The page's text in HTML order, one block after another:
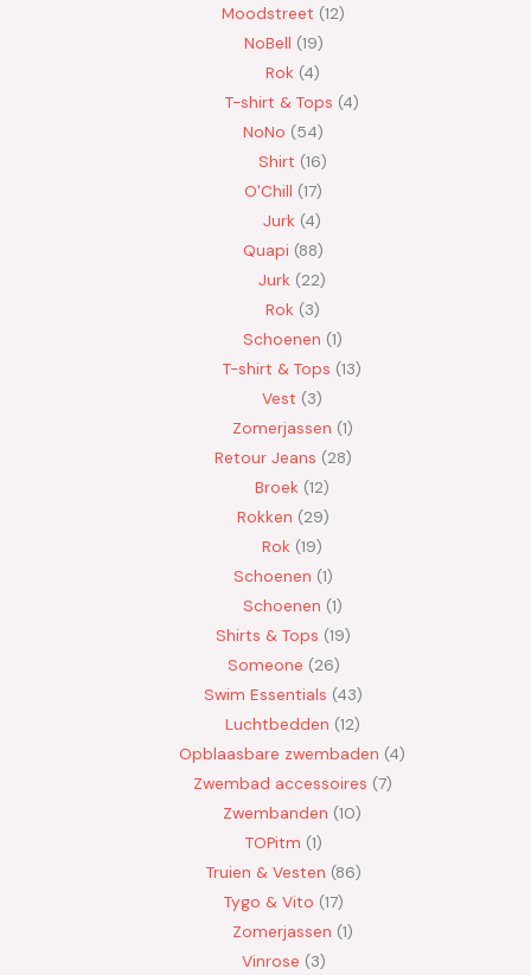
Moodstreet 12
NoBell 19
Rok 4
T-shirt & Tops 4
NoNo
54
Shirt 16
O'Chill 17
Jurk 4
Quapi 88
Jurk
22
Rok 3
Schoenen 1
T-shirt & Tops 13
Vest
3
Zomerjassen 1
Retour Jeans
28
Broek 12
Rokken
29
Rok 19
Schoenen 1
Schoenen 1
Shirts & Tops 19
Someone 26
Swim Essentials 43
Luchtbedden 12
Opblaasbare zwembaden 4
Zwembad accessoires 7
Zwembanden 10
TOPitm 1
Truien & Vesten 86
Tygo & Vito 17
Zomerjassen 1
Vinrose 3